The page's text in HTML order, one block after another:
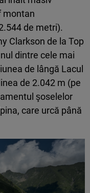
montan
de metri).
Clarkson de la Top
dintre cele mai
de lângă Lacul
de 2.042 m (pe
şoselelor
care urcă până